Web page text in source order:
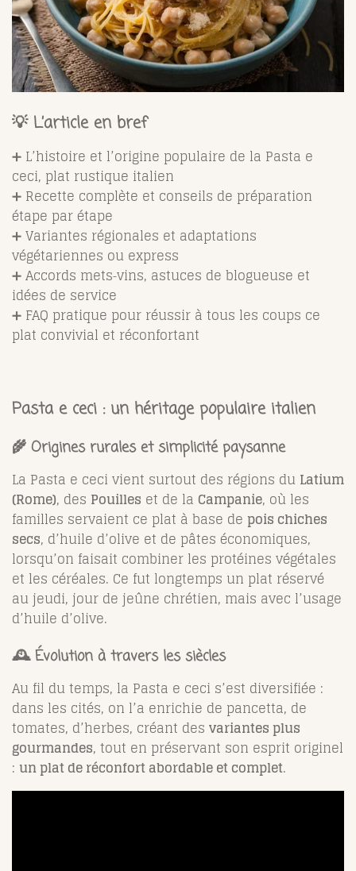
💡 L’article en bref
➕ L’histoire et l’origine populaire de la Pasta e
ceci, plat rustique italien
➕ Recette complète et conseils de préparation
étape par étape
➕ Variantes régionales et adaptations
végétariennes ou express
➕ Accords mets‑vins, astuces de blogueuse et
idées de service
➕ FAQ pratique pour réussir à tous les coups ce
plat convivial et réconfortant
Pasta e ceci : un héritage populaire italien
🌾 Origines rurales et simplicité paysanne
La Pasta e ceci vient surtout des régions du Latium
(Rome), des Pouilles et de la Campanie, où les
familles servaient ce plat à base de pois chiches
secs, d’huile d’olive et de pâtes économiques,
lorsqu’on faisait combiner les protéines végétales
et les céréales. Ce fut longtemps un plat réservé
au jeudi, jour de jeûne chrétien, mais avec l’usage
d’huile d’olive.
🕰️ Évolution à travers les siècles
Au fil du temps, la Pasta e ceci s’est diversifiée :
dans les cités, on l’a enrichie de pancetta, de
tomates, d’herbes, créant des variantes plus
gourmandes, tout en préservant son esprit originel
: un plat de réconfort abordable et complet.